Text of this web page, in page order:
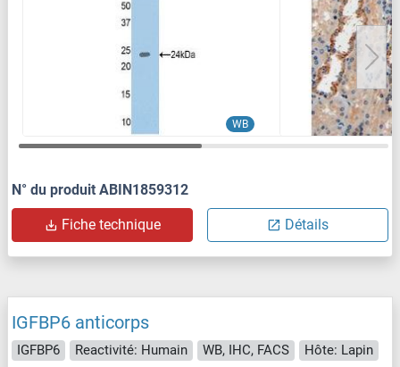
WB
N° du produit ABIN1859312
Fiche technique Détails
IGFBP6 anticorps
IGFBP6 Reactivité: Humain WB, IHC, FACS
Hôte: Lapin